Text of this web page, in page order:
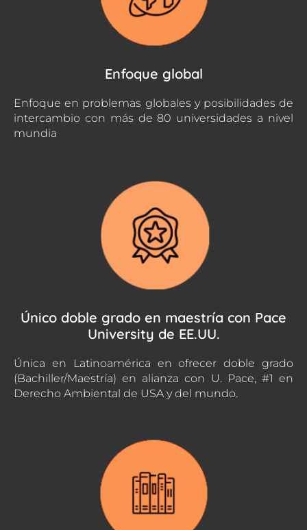
Enfoque global
Enfoque en problemas globales y posibilidades de
intercambio con más de 80 universidades a nivel
mundia
Único doble grado en maestría con Pace
University de EE.UU.
Única en Latinoamérica en ofrecer doble grado
(Bachiller/Maestría) en alianza con U. Pace, #1 en
Derecho Ambiental de USA y del mundo.